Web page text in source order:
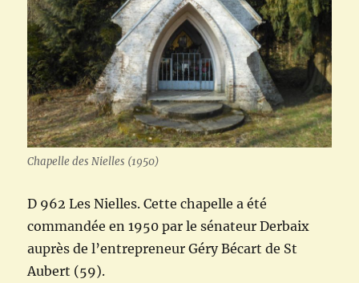
Chapelle des Nielles (1950)
D 962 Les Nielles. Cette chapelle a été
commandée en 1950 par le sénateur Derbaix
auprès de l’entrepreneur Géry Bécart de St
Aubert (59).